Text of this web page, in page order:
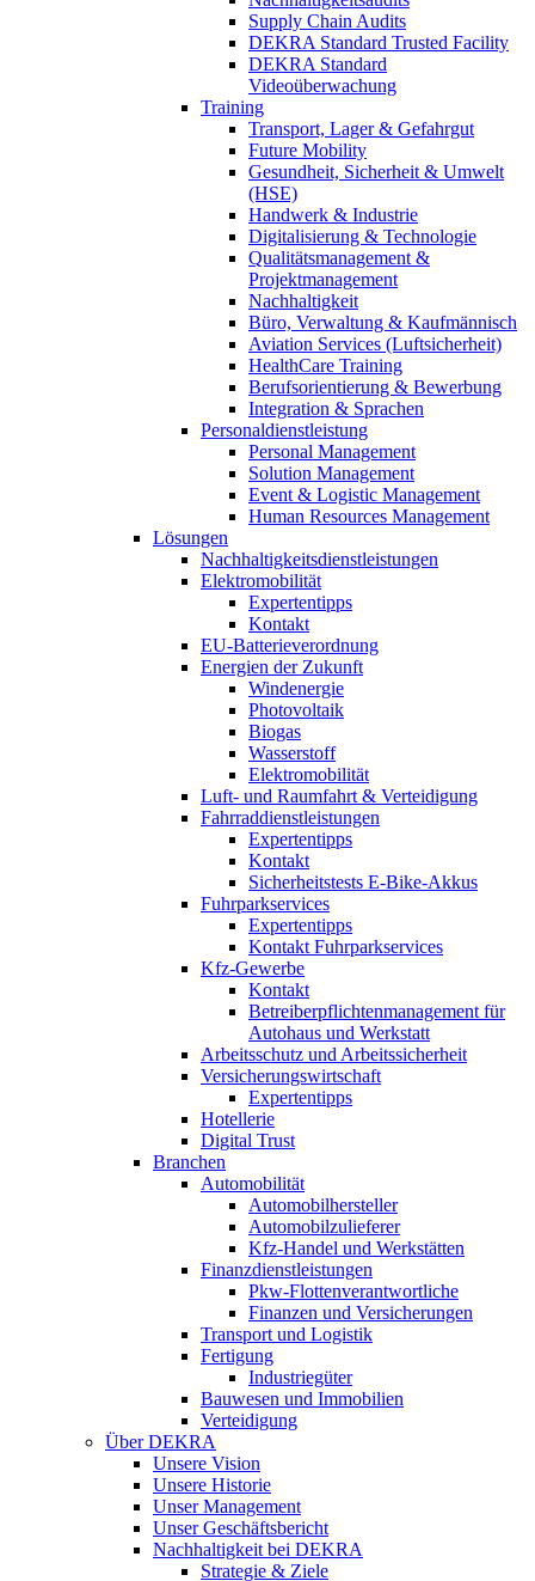
Supply Chain Audits
DEKRA Standard Trusted Facility
DEKRA Standard
Videoüberwachung
Training
Transport, Lager & Gefahrgut
Future Mobility
Gesundheit, Sicherheit & Umwelt
(HSE)
Handwerk & Industrie
Digitalisierung & Technologie
Qualitätsmanagement &
Projektmanagement
Nachhaltigkeit
Büro, Verwaltung & Kaufmännisch
Aviation Services (Luftsicherheit)
HealthCare Training
Berufsorientierung & Bewerbung
Integration & Sprachen
Personaldienstleistung
Personal Management
Solution Management
Event & Logistic Management
Human Resources Management
Lösungen
Nachhaltigkeitsdienstleistungen
Elektromobilität
Expertentipps
Kontakt
EU-Batterieverordnung
Energien der Zukunft
Windenergie
Photovoltaik
Biogas
Wasserstoff
Elektromobilität
Luft- und Raumfahrt & Verteidigung
Fahrraddienstleistungen
Expertentipps
Kontakt
Sicherheitstests E-Bike-Akkus
Fuhrparkservices
Expertentipps
Kontakt Fuhrparkservices
Kfz-Gewerbe
Kontakt
Betreiberpflichtenmanagement für
Autohaus und Werkstatt
Arbeitsschutz und Arbeitssicherheit
Versicherungswirtschaft
Expertentipps
Hotellerie
Digital Trust
Branchen
Automobilität
Automobilhersteller
Automobilzulieferer
Kfz-Handel und Werkstätten
Finanzdienstleistungen
Pkw‑Flottenverantwortliche
Finanzen und Versicherungen
Transport und Logistik
Fertigung
Industriegüter
Bauwesen und Immobilien
Verteidigung
Über DEKRA
Unsere Vision
Unsere Historie
Unser Management
Unser Geschäftsbericht
Nachhaltigkeit bei DEKRA
Strategie & Ziele